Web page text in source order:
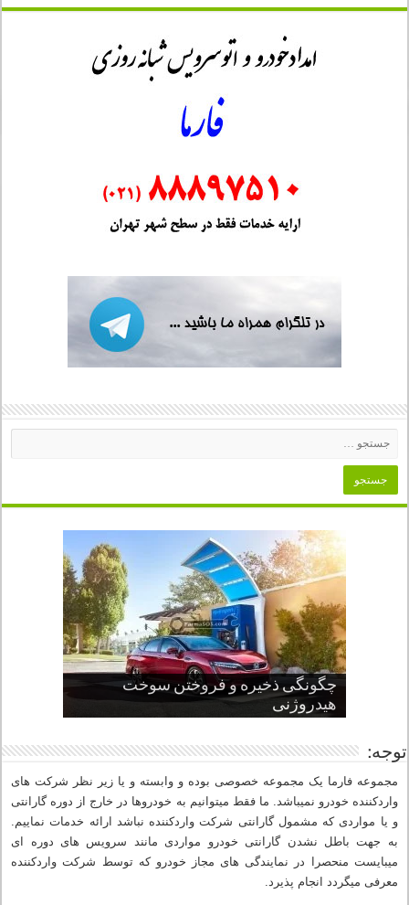
چگونگی ذخیره و فروختن سوخت
هیدروژنی
قدرتمندترین ماسل کارها یا خودروهای
عضلانی امریکایی
چرا نمک باعث خوردگی خودرو می شود؟
پنج کابین جذاب سال های اخیر صنعت
خودروسازی
از صفر تا صد طراحی خودرو قسمت
سوم
توجه:
مجموعه فارما یک مجموعه خصوصی بوده و وابسته و یا زیر نظر شرکت های
واردکننده خودرو نمیباشد. ما فقط میتوانیم به خودروها در خارج از دوره گارانتی
و یا مواردی که مشمول گارانتی شرکت واردکننده نباشد ارائه خدمات نماییم.
به جهت باطل نشدن گارانتی خودرو مواردی مانند سرویس های دوره ای
میبایست منحصرا در نمایندگی های مجاز خودرو که توسط شرکت واردکننده
معرفی میگردد انجام پذیرد.